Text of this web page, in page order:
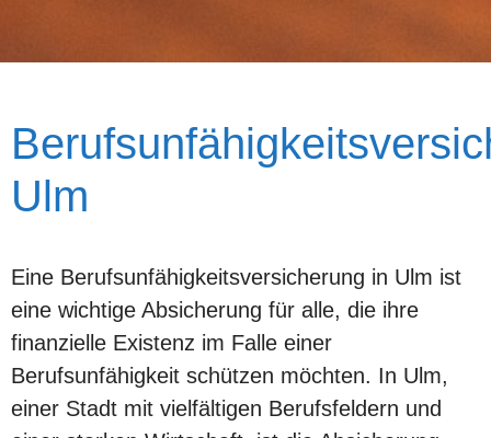
Ulm
Eine Berufsunfähigkeitsversicherung in Ulm ist
eine wichtige Absicherung für alle, die ihre
finanzielle Existenz im Falle einer
Berufsunfähigkeit schützen möchten. In Ulm,
einer Stadt mit vielfältigen Berufsfeldern und